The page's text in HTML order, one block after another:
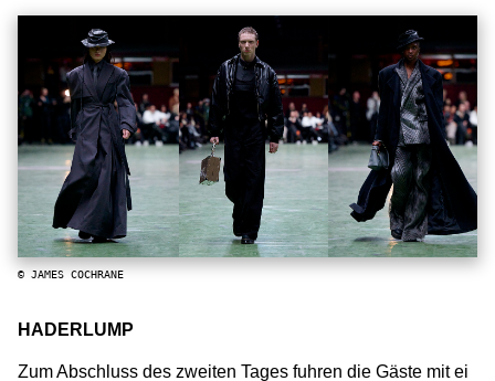
© JAMES COCHRANE
HADERLUMP
Zum Abschluss des zweiten Tages fuhren die Gäste mit ei